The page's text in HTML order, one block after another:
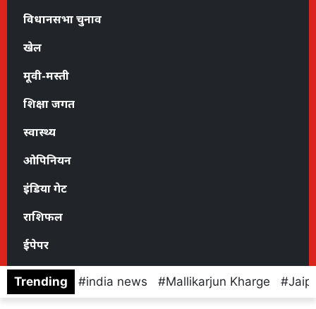
विधानसभा चुनाव
खेल
मूवी-मस्ती
शिक्षा जगत
स्वास्थ्य
ओपिनियन
इंडिया गेट
राशिफल
ईपेपर
Trending india news Mallikarjun Kharge